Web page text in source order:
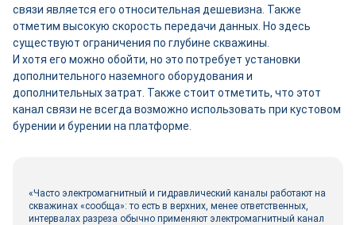
связи является его относительная дешевизна. Также
отметим высокую скорость передачи данных. Но здесь
существуют ограничения по глубине скважины.
И хотя его можно обойти, но это потребует установки
дополнительного наземного оборудования и
дополнительных затрат. Также стоит отметить, что этот
канал связи не всегда возможно использовать при кустовом
бурении и бурении на платформе.
«Часто электромагнитный и гидравлический каналы работают на
скважинах «сообща»: то есть в верхних, менее ответственных,
интервалах разреза обычно применяют электромагнитный канал